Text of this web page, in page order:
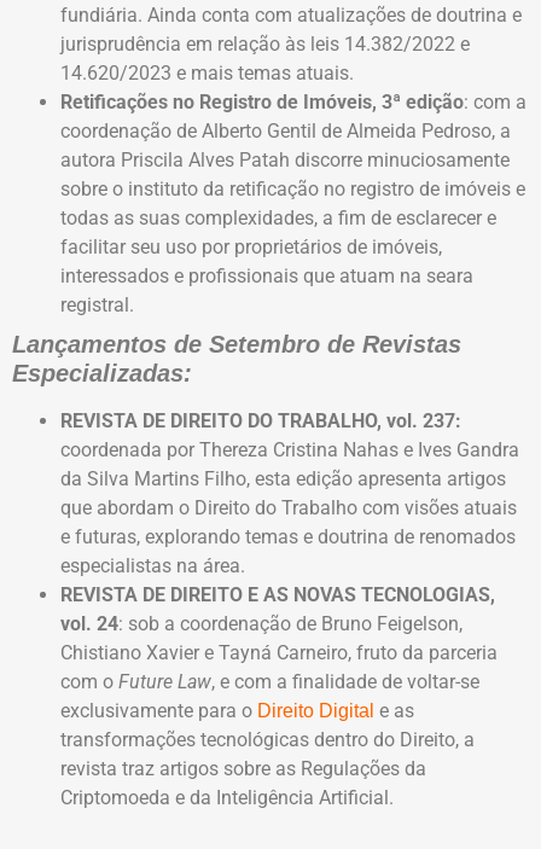
fundiária. Ainda conta com atualizações de doutrina e
jurisprudência em relação às leis 14.382/2022 e
14.620/2023 e mais temas atuais.
Retificações no Registro de Imóveis, 3ª edição: com a
coordenação de Alberto Gentil de Almeida Pedroso, a
autora Priscila Alves Patah discorre minuciosamente
sobre o instituto da retificação no registro de imóveis e
todas as suas complexidades, a fim de esclarecer e
facilitar seu uso por proprietários de imóveis,
interessados e profissionais que atuam na seara
registral.
Lançamentos de Setembro de Revistas
Especializadas:
REVISTA DE DIREITO DO TRABALHO, vol. 237:
coordenada por Thereza Cristina Nahas e Ives Gandra
da Silva Martins Filho, esta edição apresenta artigos
que abordam o Direito do Trabalho com visões atuais
e futuras, explorando temas e doutrina de renomados
especialistas na área.
REVISTA DE DIREITO E AS NOVAS TECNOLOGIAS,
vol. 24: sob a coordenação de Bruno Feigelson,
Chistiano Xavier e Tayná Carneiro, fruto da parceria
com o Future Law, e com a finalidade de voltar-se
exclusivamente para o Direito Digital e as
transformações tecnológicas dentro do Direito, a
revista traz artigos sobre as Regulações da
Criptomoeda e da Inteligência Artificial.